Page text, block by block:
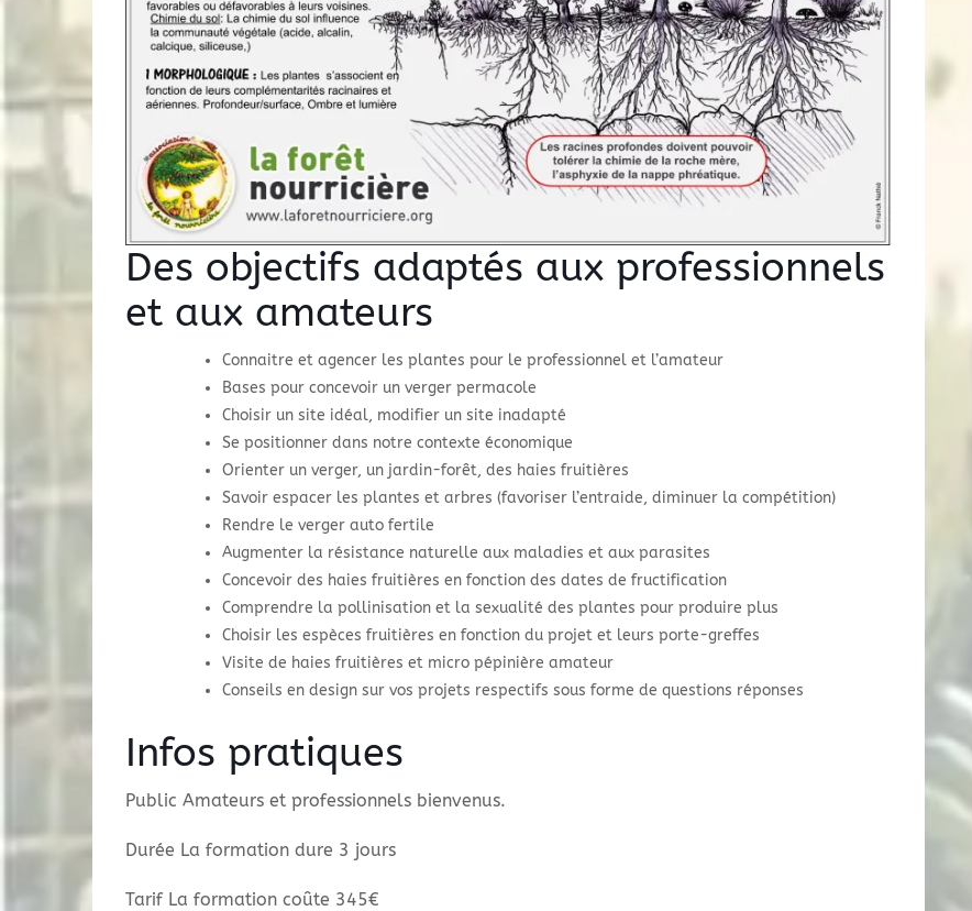
Des objectifs adaptés aux professionnels
et aux amateurs
Connaitre et agencer les plantes pour le professionnel et l’amateur
Bases pour concevoir un verger permacole
Choisir un site idéal, modifier un site inadapté
Se positionner dans notre contexte économique
Orienter un verger, un jardin-forêt, des haies fruitières
Savoir espacer les plantes et arbres (favoriser l’entraide, diminuer la compétition)
Rendre le verger auto fertile
Augmenter la résistance naturelle aux maladies et aux parasites
Concevoir des haies fruitières en fonction des dates de fructification
Comprendre la pollinisation et la sexualité des plantes pour produire plus
Choisir les espèces fruitières en fonction du projet et leurs porte-greffes
Visite de haies fruitières et micro pépinière amateur
Conseils en design sur vos projets respectifs sous forme de questions réponses
Infos pratiques
Public Amateurs et professionnels bienvenus.
Durée La formation dure 3 jours
Tarif La formation coûte 345€